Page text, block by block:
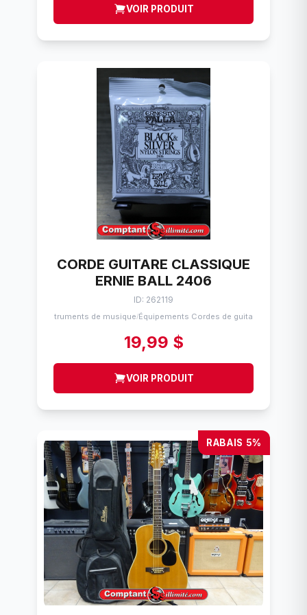
VOIR PRODUIT
CORDE GUITARE CLASSIQUE
ERNIE BALL 2406
ID: 262119
Instruments de musique/Équipements Cordes de guitares
19,99 $
VOIR PRODUIT
RABAIS 5%